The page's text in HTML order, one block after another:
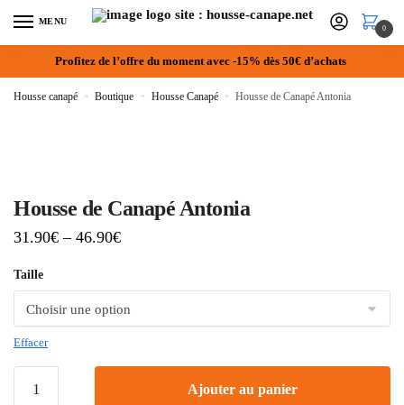
MENU
0
Profitez de l’offre du moment avec -15% dès 50€ d’achats
Housse canapé » Boutique » Housse Canapé » Housse de Canapé Antonia
Housse de Canapé Antonia
31.90€ – 46.90€
Taille
Effacer
Ajouter au panier